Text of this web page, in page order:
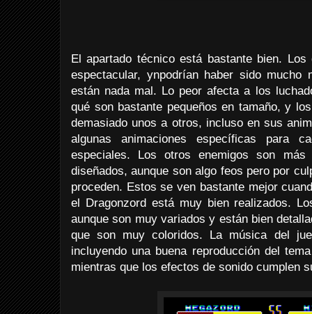
El apartado técnico está bastante bien.
espectacular, ynpodrían haber sido mucho
están nada mal. Lo peor afecta a los
qué son bastante pequeños en tamaño, y
demasiado unos a otros, incluso en sus
algunas animaciones específicas para
especiales. Los otros enemigos son
diseñados, aunque son algo feos pero por
proceden. Estos se ven bastante mejor
el Dragonzord está muy bien realizados.
aunque son muy variados y están bien
que son muy coloridos. La música del
incluyendo una buena reproducción del
mientras que los efectos de sonido cumplen